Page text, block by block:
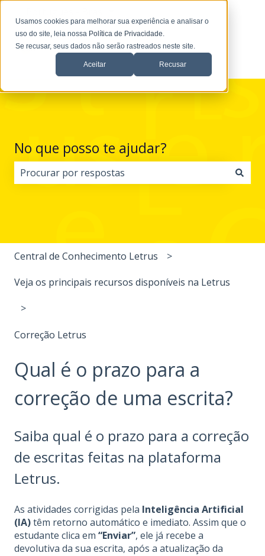
Usamos cookies para melhorar sua experiência e analisar o
uso do site, leia nossa Política de Privacidade.
Se recusar, seus dados não serão rastreados neste site.
Aceitar Recusar
No que posso te ajudar?
Central de Conhecimento Letrus
Veja os principais recursos disponíveis na Letrus
Correção Letrus
Qual é o prazo para a
correção de uma escrita?
Saiba qual é o prazo para a correção
de escritas feitas na plataforma
Letrus.
As atividades corrigidas pela Inteligência Artificial
(IA)têm retorno automático e imediato. Assim que o
estudante clica em “Enviar”, ele já recebe a
devolutiva da sua escrita, após a atualização da